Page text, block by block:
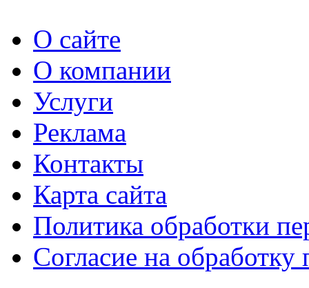
О сайте
О компании
Услуги
Реклама
Контакты
Карта сайта
Политика обработки
Согласие на